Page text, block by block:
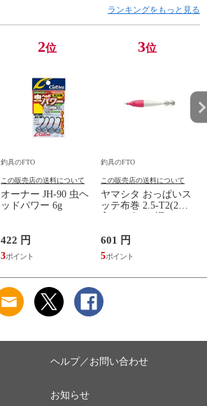
ランキングをもっと見る
2位
釣具のFTO
この販売店の送料について
オーナー JH-90 虫ヘ
ッドパワー 6g
422 円
3
3位
釣具のFTO
この販売店の送料について
ヤマシタ おっぱいス
ッテ布巻 2.5-T2(2本
601 円
5
ヘルプ／お問い合わせ
お知らせ